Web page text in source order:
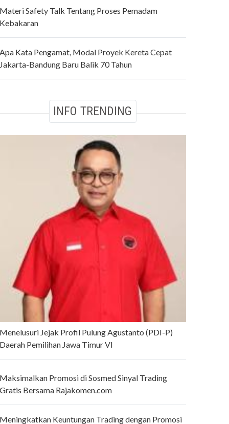
Safety Talk Tentang Proses Pemadam
Kata Pengamat, Modal Proyek Kereta Cepat
Bandung Baru Balik 70 Tahun
INFO TRENDING
Jejak Profil Pulung Agustanto (PDI-P)
Pemilihan Jawa Timur VI
Promosi di Sosmed Sinyal Trading
Bersama Rajakomen.com
Keuntungan Trading dengan Promosi